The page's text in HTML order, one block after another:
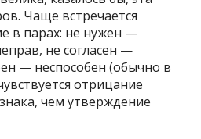
Чаще встречается
в парах: не нужен —
не согласен —
— неспособен (обычно в
отрицание
чем утверждение